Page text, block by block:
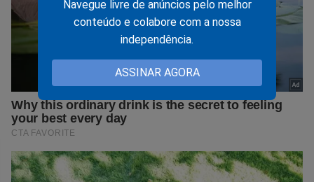
Navegue livre de anúncios pelo melhor
conteúdo e colabore com a nossa
independência.
ASSINAR AGORA